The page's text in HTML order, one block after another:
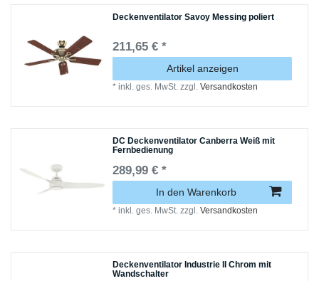
Deckenventilator Savoy Messing poliert
211,65 € *
Artikel anzeigen
*inkl. ges. MwSt. zzgl.Versandkosten
DC Deckenventilator Canberra Weiß mit
Fernbedienung
289,99 € *
In den Warenkorb
*inkl. ges. MwSt. zzgl.Versandkosten
Deckenventilator Industrie II Chrom mit
Wandschalter